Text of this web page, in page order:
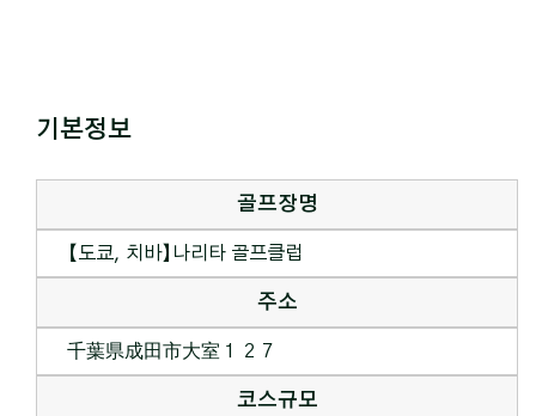
기본정보
골프장명
【도쿄, 치바】나리타 골프클럽
주소
千葉県成田市大室１２７
코스규모